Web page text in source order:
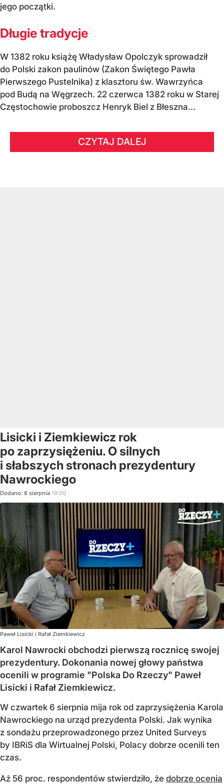
jego początki.
Długie tradycje
W 1382 roku książę Władysław Opolczyk sprowadził
do Polski zakon paulinów (Zakon Świętego Pawła
Pierwszego Pustelnika) z klasztoru św. Wawrzyńca
pod Budą na Węgrzech. 22 czerwca 1382 roku w Starej
Częstochowie proboszcz Henryk Biel z Błeszna...
CZYTAJ DALEJ
Lisicki i Ziemkiewicz rok
po zaprzysiężeniu. O silnych
i słabszych stronach prezydentury
Nawrockiego
Dodano: 6 sierpnia 19:00
Paweł Lisicki i Rafał Ziemkiewicz
Karol Nawrocki obchodzi pierwszą rocznicę swojej
prezydentury. Dokonania nowej głowy państwa
ocenili w programie "Polska Do Rzeczy" Paweł
Lisicki i Rafał Ziemkiewicz.
W czwartek 6 sierpnia mija rok od zaprzysiężenia Karola
Nawrockiego na urząd prezydenta Polski. Jak wynika
z sondażu przeprowadzonego przez United Surveys
by IBRiS dla Wirtualnej Polski, Polacy dobrze ocenili ten
czas.
Aż 56 proc. respondentów stwierdziło, że dobrze ocenia